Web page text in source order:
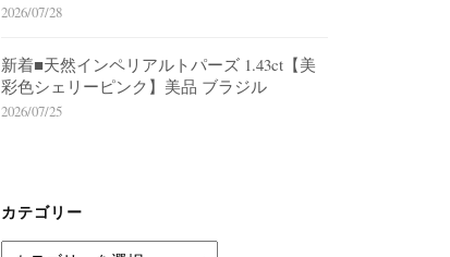
2026/07/28
新着■天然インペリアルトパーズ 1.43ct【美
彩色シェリーピンク】美品 ブラジル
2026/07/25
カテゴリー